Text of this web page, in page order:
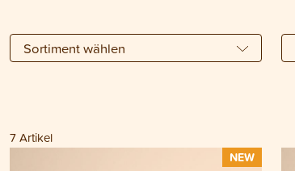
Sortiment wählen
7Artikel
NEW